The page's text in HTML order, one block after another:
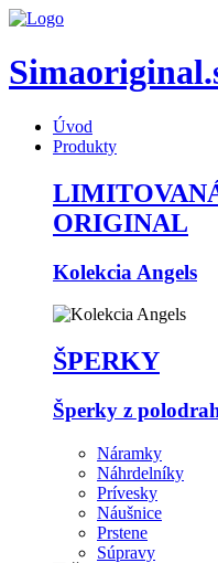
Úvod
Produkty
ORIGINAL
Kolekcia Angels
ŠPERKY
Šperky z
Náramky
Náhrdelníky
Prívesky
Náušnice
Prstene
Súpravy